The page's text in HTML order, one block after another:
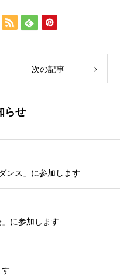
次の記事
らせ
ンス」に参加します
に参加します